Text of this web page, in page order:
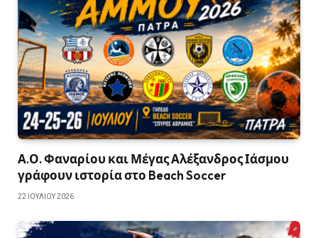
Α.Ο. Φαναρίου και Μέγας Αλέξανδρος Ιάσμου
γράφουν ιστορία στο Beach Soccer
22 ΙΟΥΛΊΟΥ 2026